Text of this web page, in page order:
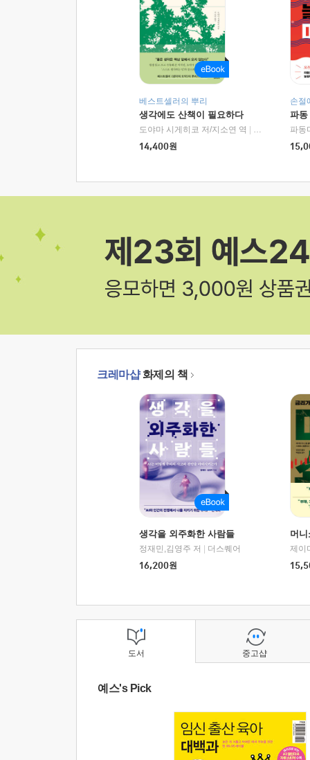
베스트셀러의 뿌리
생각에도 산책이 필요하다
도야마 시게히코 저/지소연 역
알에이치코리
14,400원
손절
파동
파동
크레마샵화제의 책
생각을 외주화한 사람들
정재민,김영주 저
더스퀘어
16,200원
머
도서
예스's Pick
중고샵